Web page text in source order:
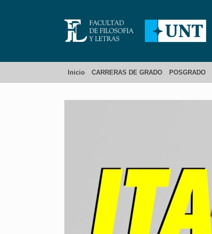
Inicio CARRERAS DE GRADO POSGRADO